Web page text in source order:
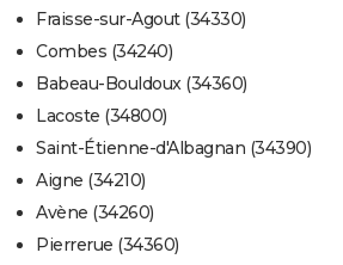
Fraisse-sur-Agout (34330)
Combes (34240)
Babeau-Bouldoux (34360)
Lacoste (34800)
Saint-Étienne-d'Albagnan (34390)
Aigne (34210)
Avène (34260)
Pierrerue (34360)